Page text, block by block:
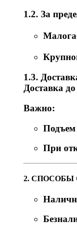
1.2. За
1.3.
Доставка
Важно:
Подъем
При
2.